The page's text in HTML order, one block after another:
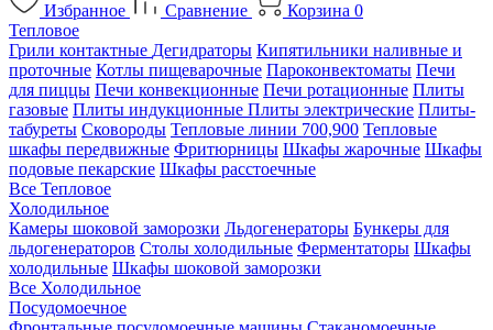
Избранное Сравнение Корзина 0
Тепловое
Грили контактные Дегидраторы Кипятильники наливные и
проточные Котлы пищеварочные Пароконвектоматы Печи
для пиццы Печи конвекционные Печи ротационные Плиты
газовые Плиты индукционные Плиты электрические Плиты-
табуреты Сковороды Тепловые линии 700,900 Тепловые
шкафы передвижные Фритюрницы Шкафы жарочные Шкафы
подовые пекарские Шкафы расстоечные
Все Тепловое
Холодильное
Камеры шоковой заморозки Льдогенераторы Бункеры для
льдогенераторов Столы холодильные Ферментаторы Шкафы
холодильные Шкафы шоковой заморозки
Все Холодильное
Посудомоечное